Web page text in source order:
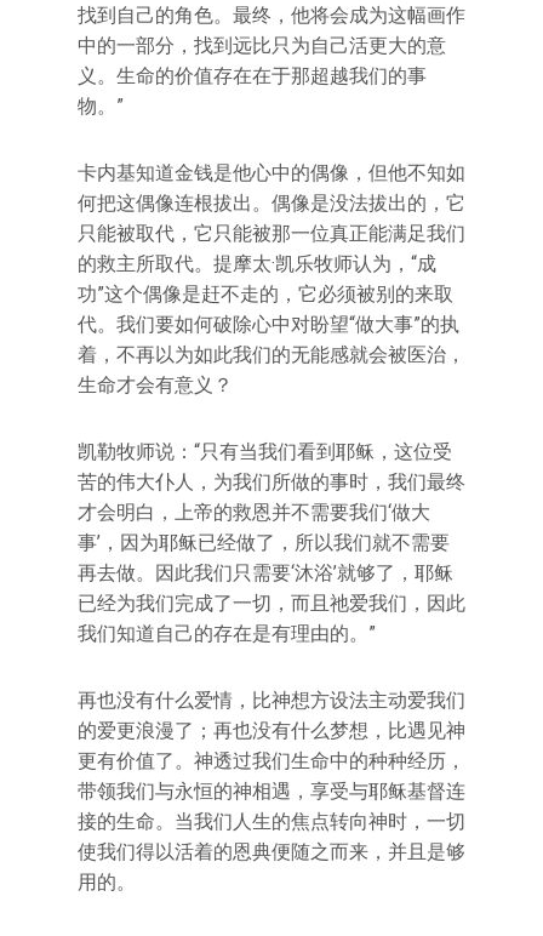
找到自己的角色。最终，他将会成为这幅画作
中的一部分，找到远比只为自己活更大的意
义。生命的价值存在在于那超越我们的事
物。”
卡内基知道金钱是他心中的偶像，但他不知如
何把这偶像连根拔出。偶像是没法拔出的，它
只能被取代，它只能被那一位真正能满足我们
的救主所取代。提摩太·凯乐牧师认为，“成
功”这个偶像是赶不走的，它必须被别的来取
代。我们要如何破除心中对盼望“做大事”的执
着，不再以为如此我们的无能感就会被医治，
生命才会有意义？
凯勒牧师说：“只有当我们看到耶稣，这位受
苦的伟大仆人，为我们所做的事时，我们最终
才会明白，上帝的救恩并不需要我们‘做大
事’，因为耶稣已经做了，所以我们就不需要
再去做。因此我们只需要‘沐浴’就够了，耶稣
已经为我们完成了一切，而且祂爱我们，因此
我们知道自己的存在是有理由的。”
再也没有什么爱情，比神想方设法主动爱我们
的爱更浪漫了；再也没有什么梦想，比遇见神
更有价值了。神透过我们生命中的种种经历，
带领我们与永恒的神相遇，享受与耶稣基督连
接的生命。当我们人生的焦点转向神时，一切
使我们得以活着的恩典便随之而来，并且是够
用的。